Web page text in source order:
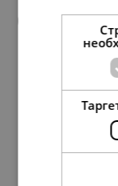
38 лв.
38 лв.
40.00 €
38 лв.
122.00
Още